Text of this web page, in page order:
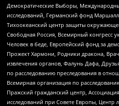
Демократические Выборы,
исследований, Германский фонд
Тихоокеанский центр защиты
Свободная Россия, Всемирный конгресс
Человек в беде, Европейский фонд за
Прожект Хармони, Родники дракона,
извлечения органов, Фалунь Дафа,
по расследованию преследования в
Всемирная организация по
Пражский гражданский центр,
исследований при Совете Европы, Центр